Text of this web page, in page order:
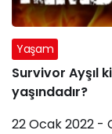
Yaşam
Survivor Ayşıl
yaşındadır?
22 Ocak 2022 -